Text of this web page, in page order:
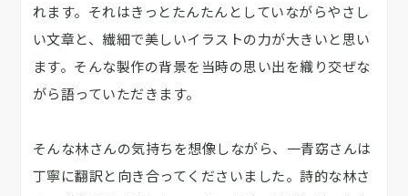
れます。それはきっとたんたんとしていながらやさし
い文章と、繊細で美しいイラストの力が大きいと思い
ます。そんな製作の背景を当時の思い出を織り交ぜな
がら語っていただきます。
そんな林さんの気持ちを想像しながら、一青窈さんは
丁寧に翻訳と向き合ってくださいました。詩的な林さ